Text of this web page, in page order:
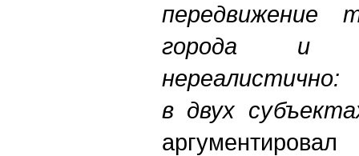
передвижение
города и
в двух